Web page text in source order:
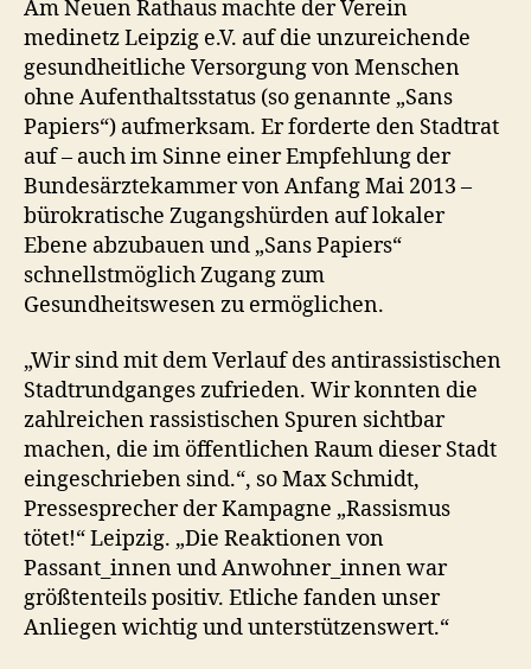
Am Neuen Rathaus machte der Verein
medinetz Leipzig e.V. auf die unzureichende
gesundheitliche Versorgung von Menschen
ohne Aufenthaltsstatus (so genannte „Sans
Papiers“) aufmerksam. Er forderte den Stadtrat
auf – auch im Sinne einer Empfehlung der
Bundesärztekammer von Anfang Mai 2013 –
bürokratische Zugangshürden auf lokaler
Ebene abzubauen und „Sans Papiers“
schnellstmöglich Zugang zum
Gesundheitswesen zu ermöglichen.
„Wir sind mit dem Verlauf des antirassistischen
Stadtrundganges zufrieden. Wir konnten die
zahlreichen rassistischen Spuren sichtbar
machen, die im öffentlichen Raum dieser Stadt
eingeschrieben sind.“, so Max Schmidt,
Pressesprecher der Kampagne „Rassismus
tötet!“ Leipzig. „Die Reaktionen von
Passant_innen und Anwohner_innen war
größtenteils positiv. Etliche fanden unser
Anliegen wichtig und unterstützenswert.“